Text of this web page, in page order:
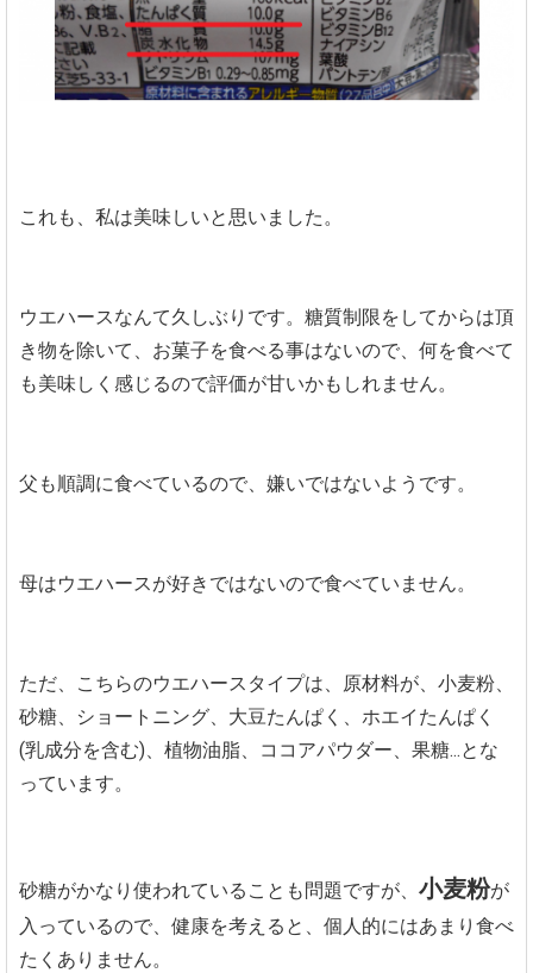
これも、私は美味しいと思いました。
ウエハースなんて久しぶりです。糖質制限をしてからは頂
き物を除いて、お菓子を食べる事はないので、何を食べて
も美味しく感じるので評価が甘いかもしれません。
父も順調に食べているので、嫌いではないようです。
母はウエハースが好きではないので食べていません。
ただ、こちらのウエハースタイプは、原材料が、小麦粉、
砂糖、ショートニング、大豆たんぱく、ホエイたんぱく
(乳成分を含む)、植物油脂、ココアパウダー、果糖...とな
っています。
砂糖がかなり使われていることも問題ですが、 小麦粉が
入っているので、健康を考えると、個人的にはあまり食べ
たくありません。